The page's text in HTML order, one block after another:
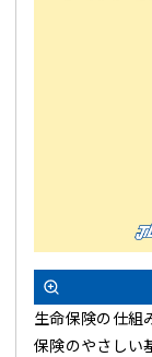
生命保険の仕組
保険のやさしい